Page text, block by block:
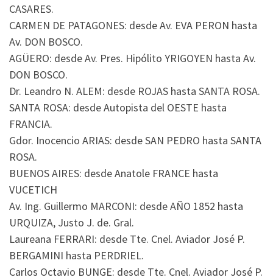
CASARES.
CARMEN DE PATAGONES: desde Av. EVA PERON hasta
Av. DON BOSCO.
AGÜERO: desde Av. Pres. Hipólito YRIGOYEN hasta Av.
DON BOSCO.
Dr. Leandro N. ALEM: desde ROJAS hasta SANTA ROSA.
SANTA ROSA: desde Autopista del OESTE hasta
FRANCIA.
Gdor. Inocencio ARIAS: desde SAN PEDRO hasta SANTA
ROSA.
BUENOS AIRES: desde Anatole FRANCE hasta
VUCETICH
Av. Ing. Guillermo MARCONI: desde AÑO 1852 hasta
URQUIZA, Justo J. de. Gral.
Laureana FERRARI: desde Tte. Cnel. Aviador José P.
BERGAMINI hasta PERDRIEL.
Carlos Octavio BUNGE: desde Tte. Cnel. Aviador José P.